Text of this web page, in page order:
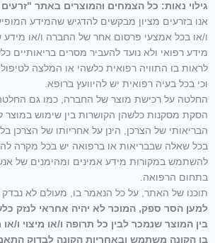
גילוי נאות: כל הצמחים והמוצרים באתר "זרעים
אנו בזרעים מציון מבקשים להדגיש שהמידע
ו/או בכל אמצעי פרסום אחר של החברה ו/או מידע
מידע רפואי ולא נועד להעביר מסרים בריאותיים
לראות בו התוויה רפואית כלשהי או המלצה
וכי בכל בעיה רפואית יש להיוועץ ברופא.
החלטה על רכישת מוצר של החברה, כמו גם
הסקת מסקנות כלשהן הקושרות בין שימוש במוצר
הבריאותי של הצרכן, הינן על אחריותו של הצרכן
בכל שאלה שבבריאות או ברפואה יש בכל מקרה
להשתמש במקורות מידע אמינים ומהימנים של
בתחום הרפואה.
תוכנו של האתר, על כל הנאמר בו, מעולם לא
למען הסר ספק, המוכר לא יהיה אחראי לנזק
בין המוצר שנמכר לבין כל תרופה ו/או מיצוי ו/
בו הקונה משתמש ובאחריות הקונה לבדוק